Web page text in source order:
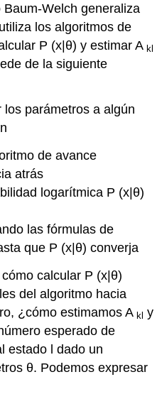
Welch generaliza
los algoritmos de
P (x|θ) y estimar Akl
de la siguiente
los parámetros a algún
de avance
atrás
logarítmica P (x|θ)
las fórmulas de
que P (x|θ) converja
calcular P (x|θ)
del algoritmo hacia
¿cómo estimamos Akl y
esperado de
estado l dado un
θ. Podemos expresar